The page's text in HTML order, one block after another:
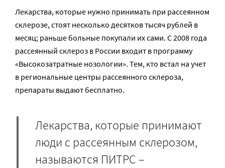
Лекарства, которые нужно принимать при рассеянном
склерозе, стоят несколько десятков тысяч рублей в
месяц; раньше больные покупали их сами. С 2008 года
рассеянный склероз в России входит в программу
«Высокозатратные нозологии». Тем, кто встал на учет
в региональные центры рассеянного склероза,
препараты выдают бесплатно.
Лекарства, которые принимают
люди с рассеянным склерозом,
называются ПИТРС –